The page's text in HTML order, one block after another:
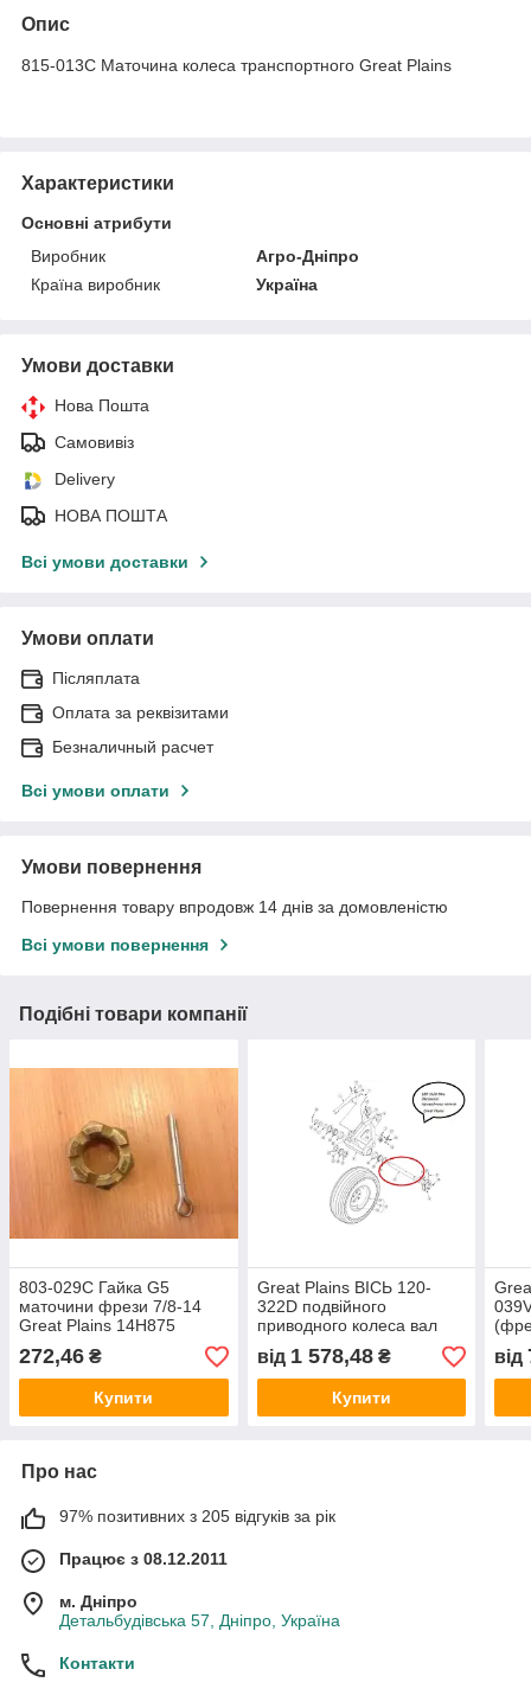
Опис
815-013С Маточина колеса транспортного Great Plains
Характеристики
Основні атрибути
Виробник
Агро-Дніпро
Країна виробник
Україна
Умови доставки
Нова Пошта
Самовивіз
Delivery
НОВА ПОШТА
Всі умови доставки
Умови оплати
Післяплата
Оплата за реквізитами
Безналичный расчет
Всі умови оплати
Умови повернення
Повернення товару впродовж 14 днів за домовленістю
Всі умови повернення
Подібні товари компанії
803-029C Гайка G5
маточини фрези 7/8-14
Great Plains 14H875
84151573
272,46 ₴
Купити
Great Plains ВІСЬ 120-
322D подвійного
приводного колеса вал
120 322D
від 1 578,48₴
Купити
від
Про нас
97% позитивних з 205 відгуків за рік
Працює з 08.12.2011
м. Дніпро
Детальбудівська 57, Дніпро, Україна
Контакти